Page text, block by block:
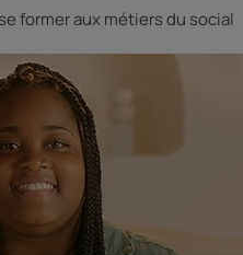
former aux métiers du social